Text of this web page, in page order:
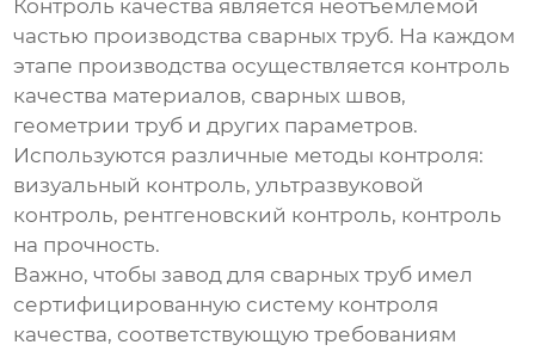
Контроль качества является неотъемлемой
частью производства сварных труб. На каждом
этапе производства осуществляется контроль
качества материалов, сварных швов,
геометрии труб и других параметров.
Используются различные методы контроля:
визуальный контроль, ультразвуковой
контроль, рентгеновский контроль, контроль
на прочность.
Важно, чтобызавод для сварных труб имел
сертифицированную систему контроля
качества, соответствующую требованиям